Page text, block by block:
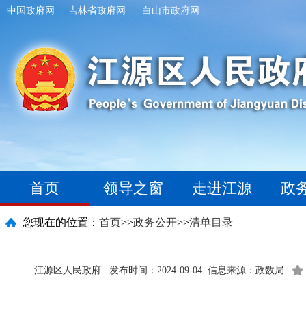
中国政府网 吉林省政府网 白山市政府网
首页 领导之窗 走进江源 政
您现在的位置： 首页>>政务公开>>清单目录
江源区人民政府 发布时间：2024-09-04 信息来源：政数局